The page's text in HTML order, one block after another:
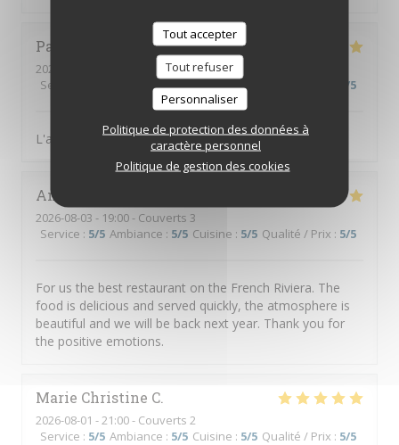
Tout accepter
Tout refuser
Personnaliser
Politique de protection des données à
caractère personnel
Politique de gestion des cookies
Patrick
2026-08-03
- 19:30 - Couverts 2
Service
Ambiance:4/5 Cuisine:5 /5
L'accueil et la qualité de la nourriture
Anna
2026-08-03 - 19:00 - Couverts 3
Service : 5/5 Ambiance : 5/5 Cuisine : 5/5 Qualité / Prix : 5/5
For us the best restaurant on the French Riviera. The
food is delicious and served quickly, the atmosphere is
beautiful and we will be back next year. Thank you for
the positive emotions.
Marie Christine C
2026-08-01 - 21:00 - Couverts 2
Service : 5/5 Ambiance : 5/5 Cuisine : 5/5 Qualité / Prix : 5/5